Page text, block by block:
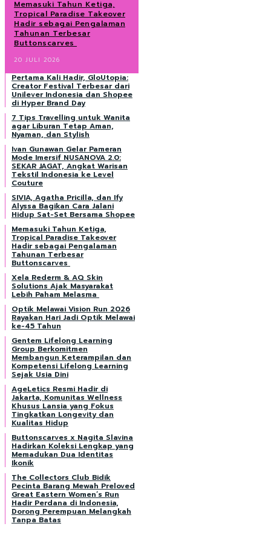
Memasuki Tahun Ketiga,
Tropical Paradise Takeover
Hadir sebagai Pengalaman
Tahunan Terbesar
Buttonscarves
20 JULI 2026
Pertama Kali Hadir, GloUtopia:
Creator Festival Terbesar dari
Unilever Indonesia dan Shopee
di Hyper Brand Day
7 Tips Travelling untuk Wanita
agar Liburan Tetap Aman,
Nyaman, dan Stylish
Ivan Gunawan Gelar Pameran
Mode Imersif NUSANOVA 2.0:
SEKAR JAGAT, Angkat Warisan
Tekstil Indonesia ke Level
Couture
SIVIA, Agatha Pricilla, dan Ify
Alyssa Bagikan Cara Jalani
Hidup Sat-Set Bersama Shopee
Memasuki Tahun Ketiga,
Tropical Paradise Takeover
Hadir sebagai Pengalaman
Tahunan Terbesar
Buttonscarves
Xela Rederm & AQ Skin
Solutions Ajak Masyarakat
Lebih Paham Melasma
Optik Melawai Vision Run 2026
Rayakan Hari Jadi Optik Melawai
ke-45 Tahun
Gentem Lifelong Learning
Group Berkomitmen
Membangun Keterampilan dan
Kompetensi Lifelong Learning
Sejak Usia Dini
AgeLetics Resmi Hadir di
Jakarta, Komunitas Wellness
Khusus Lansia yang Fokus
Tingkatkan Longevity dan
Kualitas Hidup
Buttonscarves x Nagita Slavina
Hadirkan Koleksi Lengkap yang
Memadukan Dua Identitas
Ikonik
The Collectors Club Bidik
Pecinta Barang Mewah Preloved
Great Eastern Women’s Run
Hadir Perdana di Indonesia,
Dorong Perempuan Melangkah
Tanpa Batas